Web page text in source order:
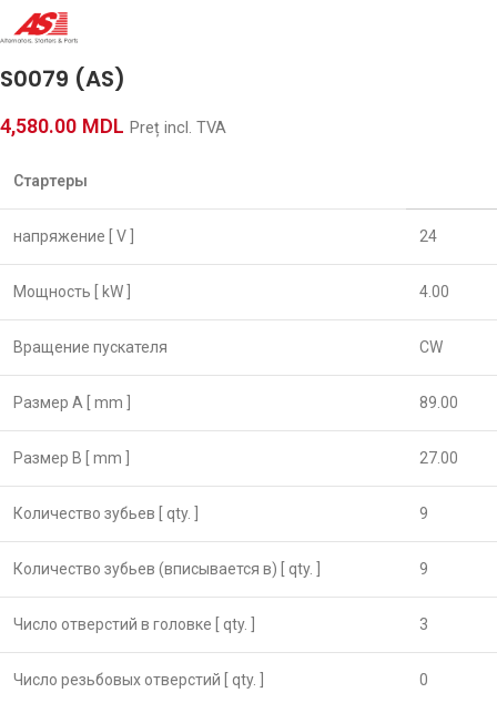
S0079 (AS)
4,580.00 MDL Preț incl. TVA
Стартеры
напряжение [ V ] 24
Мощность [ kW ] 4.00
Вращение пускателя CW
Размер А [ mm ] 89.00
Размер B [ mm ] 27.00
Количество зубьев [ qty. ] 9
Количество зубьев (вписывается в) [ qty. ] 9
Число отверстий в головке [ qty. ] 3
Число резьбовых отверстий [ qty. ] 0